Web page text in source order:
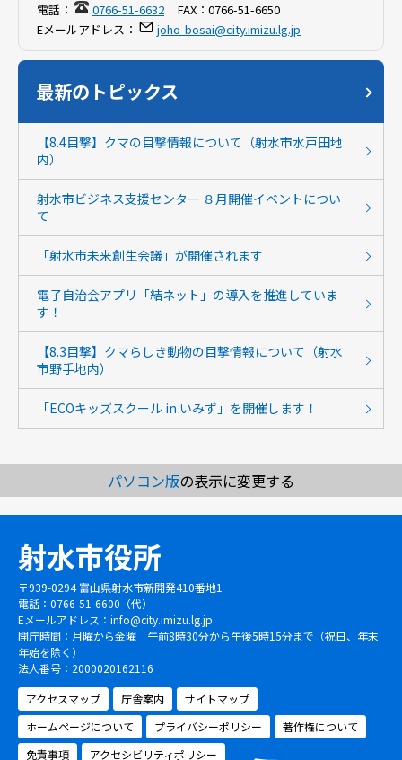
電話：
0766-51-6632 FAX： 0766-51-6650
Eメールアドレス：
joho-bosai@city.imizu.lg.jp
最新のトピックス
【8.4目撃】クマの目撃情報について（射水市水戸田地
内）
射水市ビジネス支援センター ８月開催イベントについ
て
「射水市未来創生会議」が開催されます
電子自治会アプリ「結ネット」の導入を推進していま
す！
【8.3目撃】クマらしき動物の目撃情報について（射水
市野手地内）
「ECOキッズスクール in いみず」を開催します！
パソコン版の表示に変更する
射水市役所
〒939-0294 富山県射水市新開発410番地1
電話：0766-51-6600（代）
Eメールアドレス： info@city.imizu.lg.jp
開庁時間：月曜から金曜 午前8時30分から午後5時15分まで（祝日、年末
年始を除く）
法人番号：2000020162116
アクセスマップ
庁舎案内
サイトマップ
ホームページについて
プライバシーポリシー
著作権について
免責事項
アクセシビリティポリシー